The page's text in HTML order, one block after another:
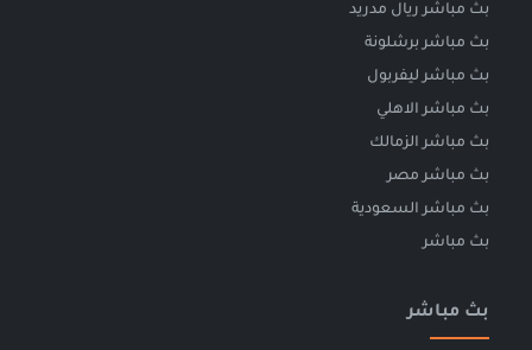
بث مباشر ريال مدريد
بث مباشر برشلونة
بث مباشر ليفربول
بث مباشر الاهلي
بث مباشر الزمالك
بث مباشر مصر
بث مباشر السعودية
بث مباشر
بث مباشر